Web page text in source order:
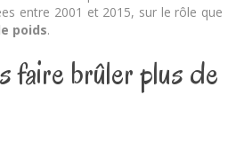
entre 2001 et 2015, sur le rôle que
poids.
faire brûler plus de